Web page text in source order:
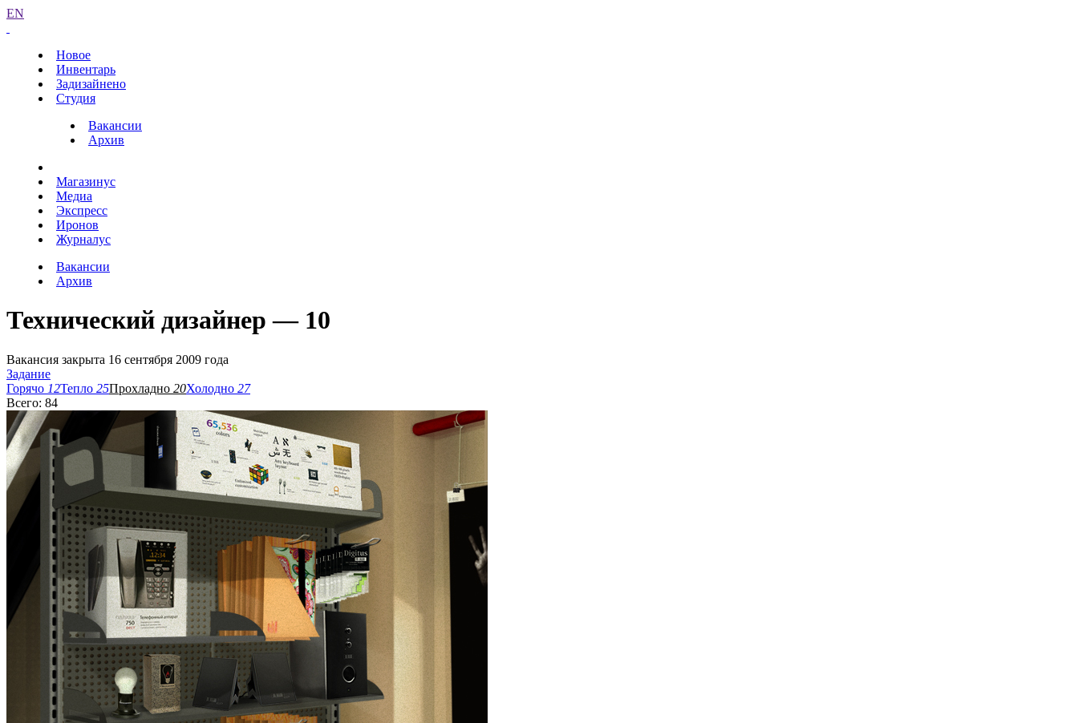
EN
Новое
Инвентарь
Задизайнено
Студия
Вакансии
Архив
Магазинус
Медиа
Экспресс
Иронов
Журналус
Вакансии
Архив
Технический дизайнер — 10
Вакансия закрыта 16 сентября 2009 года
Задание
Горячо 12Тепло 25Прохладно 20Холодно 27
Всего: 84